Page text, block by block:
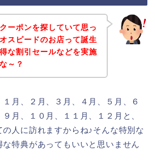
ーポンを探していて思っ
スピードのお店って誕生
な割引セールなどを実施
～？
月、２月、３月、４月、５月、６
月、１０月、１１月、１２月と、
人に訪れますからね♪そんな特別な
特典があってもいいと思いません